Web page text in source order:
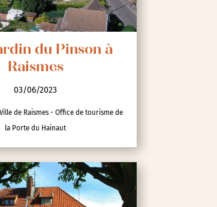
du Pinson à
Raismes
03/06/2023
de Raismes - Office de tourisme de
la Porte du Hainaut